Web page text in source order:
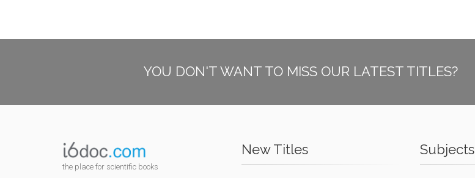
YOU DON'T WANT TO MISS OUR LATEST TITLES?
the place for scientific books
New Titles Subjects